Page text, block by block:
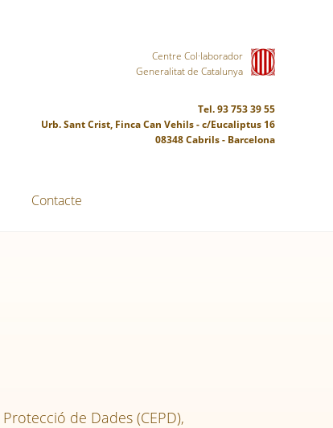
Centre Col·laborador
Generalitat de Catalunya
Tel. 93 753 39 55
Urb. Sant Crist, Finca Can Vehils - c/Eucaliptus 16
08348 Cabrils - Barcelona
Contacte
de Dades (CEPD),